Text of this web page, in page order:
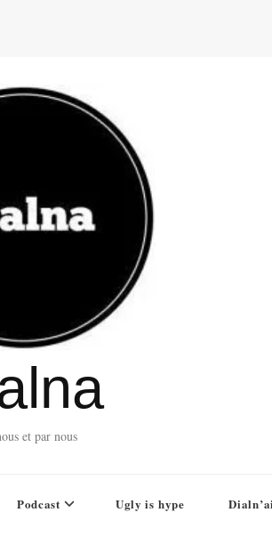
et par nous
Podcast Ugly is hype